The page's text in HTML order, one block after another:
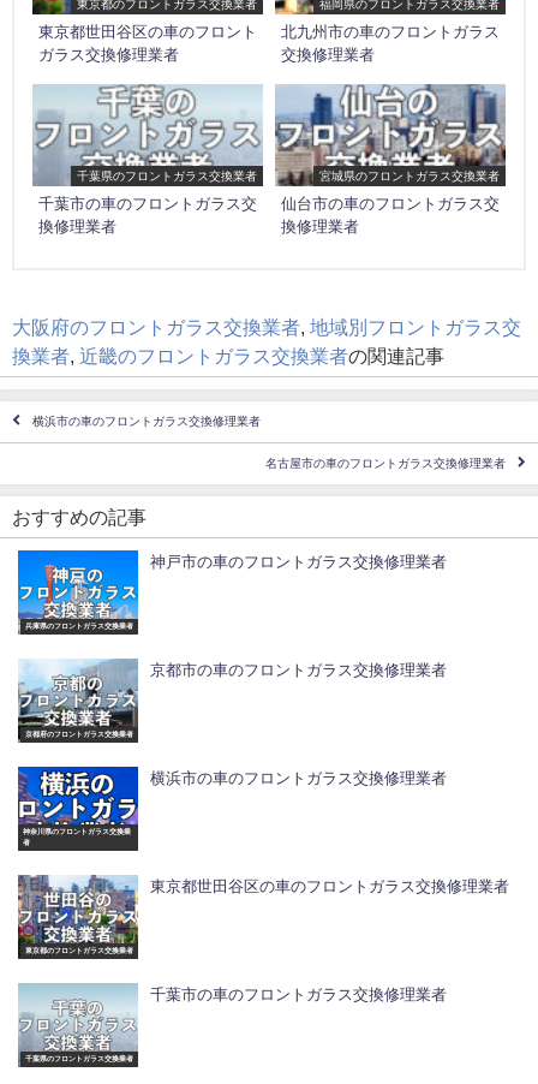
東京都のフロントガラス交換業者
東京都世田谷区の車のフロント
ガラス交換修理業者
福岡県のフロントガラス交換業者
北九州市の車のフロントガラス
交換修理業者
千葉県のフロントガラス交換業者
千葉市の車のフロントガラス交
換修理業者
宮城県のフロントガラス交換業者
仙台市の車のフロントガラス交
換修理業者
大阪府のフロントガラス交換業者 地域別フロントガラス交
換業者 近畿のフロントガラス交換業者の関連記事
横浜市の車のフロントガラス交換修理業者
名古屋市の車のフロントガラス交換修理業者
おすすめの記事
兵庫県のフロントガラス交換業者
神戸市の車のフロントガラス交換修理業者
京都府のフロントガラス交換業者
京都市の車のフロントガラス交換修理業者
神奈川県のフロントガラス交換業
者
横浜市の車のフロントガラス交換修理業者
東京都のフロントガラス交換業者
東京都世田谷区の車のフロントガラス交換修理業者
千葉県のフロントガラス交換業者
千葉市の車のフロントガラス交換修理業者